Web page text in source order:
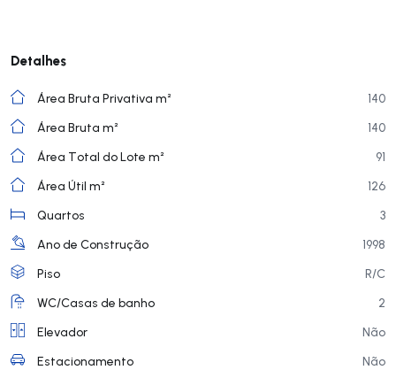
Detalhes
Área Bruta Privativa m²
140
Área Bruta m²
140
Área Total do Lote m²
91
Área Útil m²
126
Quartos
3
Ano de Construção
1998
Piso
R/C
WC/Casas de banho
2
Elevador
Não
Estacionamento
Não